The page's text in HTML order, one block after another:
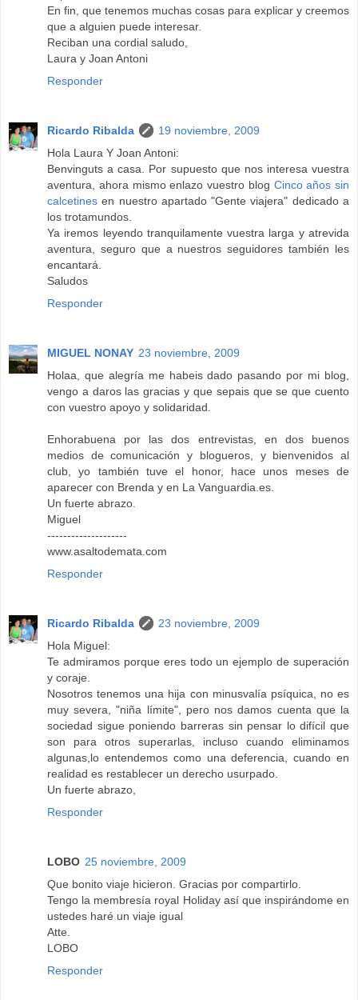
En fin, que tenemos muchas cosas para explicar y creemos
que a alguien puede interesar.
Reciban una cordial saludo,
Laura y Joan Antoni
Responder
Ricardo Ribalda
19 noviembre, 2009
Hola Laura Y Joan Antoni:
Benvinguts a casa. Por supuesto que nos interesa vuestra
aventura, ahora mismo enlazo vuestro blog Cinco años sin
calcetines en nuestro apartado "Gente viajera" dedicado a
los trotamundos.
Ya iremos leyendo tranquilamente vuestra larga y atrevida
aventura, seguro que a nuestros seguidores también les
encantará.
Saludos
Responder
MIGUEL NONAY 23 noviembre, 2009
Holaa, que alegría me habeis dado pasando por mi blog,
vengo a daros las gracias y que sepais que se que cuento
con vuestro apoyo y solidaridad.
Enhorabuena por las dos entrevistas, en dos buenos
medios de comunicación y blogueros, y bienvenidos al
club, yo también tuve el honor, hace unos meses de
aparecer con Brenda y en La Vanguardia.es.
Un fuerte abrazo.
Miguel
--------------------
www.asaltodemata.com
Responder
Ricardo Ribalda
23 noviembre, 2009
Hola Miguel:
Te admiramos porque eres todo un ejemplo de superación
y coraje.
Nosotros tenemos una hija con minusvalía psíquica, no es
muy severa, "niña límite", pero nos damos cuenta que la
sociedad sigue poniendo barreras sin pensar lo difícil que
son para otros superarlas, incluso cuando eliminamos
algunas,lo entendemos como una deferencia, cuando en
realidad es restablecer un derecho usurpado.
Un fuerte abrazo,
Responder
LOBO 25 noviembre, 2009
Que bonito viaje hicieron. Gracias por compartirlo.
Tengo la membresía royal Holiday así que inspirándome en
ustedes haré un viaje igual
Atte.
LOBO
Responder